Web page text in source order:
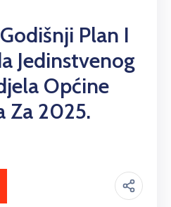
Plan I
Jedinstvenog
Općine
Za 2025.